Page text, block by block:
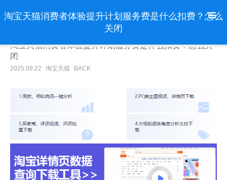
淘宝天猫消费者体验提升计划服务费是什么扣费？怎么
关闭
淘宝天猫消费者体验提升计划服务费是什么扣费？怎么关
闭
2025.09.22 淘宝天猫 BACK